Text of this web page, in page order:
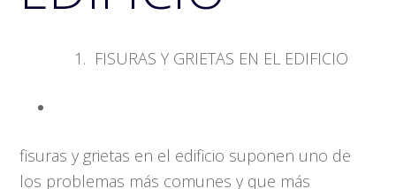
FISURAS Y GRIETAS EN EL EDIFICIO
fisuras y grietas en el edificio suponen uno de
los problemas más comunes y que más